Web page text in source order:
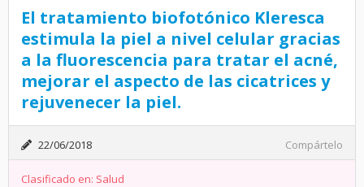
El tratamiento biofotónico Kleresca
estimula la piel a nivel celular gracias
a la fluorescencia para tratar el acné,
mejorar el aspecto de las cicatrices y
rejuvenecer la piel.
22/06/2018 Compártelo
Clasificado en: Salud